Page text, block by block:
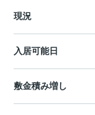
現況
入居可能日
敷金積み増し